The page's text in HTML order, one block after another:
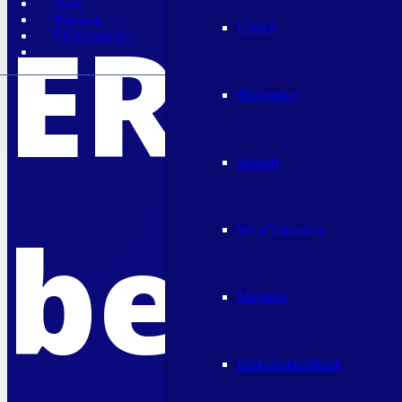
UNAS
Shoprenter
Shopify
WooCommerce
Magento
Kiskereskedőknek
Árak
Pályázat
Élő bemutató
ERP